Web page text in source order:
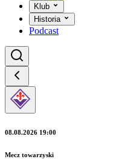
Klub
Historia
Podcast
08.08.2026 19:00
Mecz towarzyski